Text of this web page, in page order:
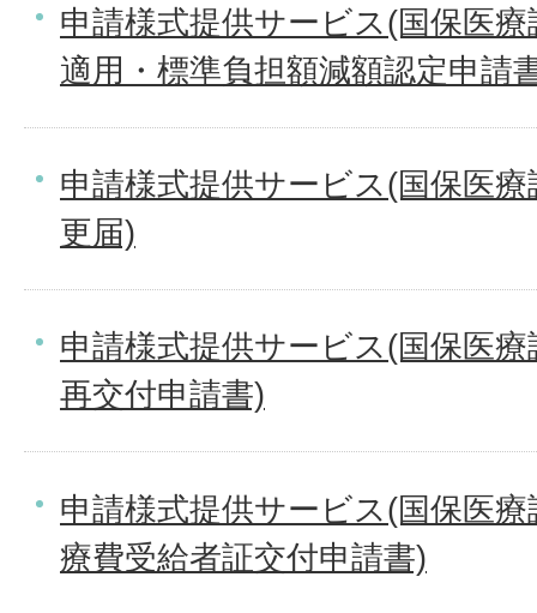
申請様式提供サービス(国保医
適用・標準負担額減額認定申請
申請様式提供サービス(国保医
更届)
申請様式提供サービス(国保医
再交付申請書)
申請様式提供サービス(国保医
療費受給者証交付申請書)